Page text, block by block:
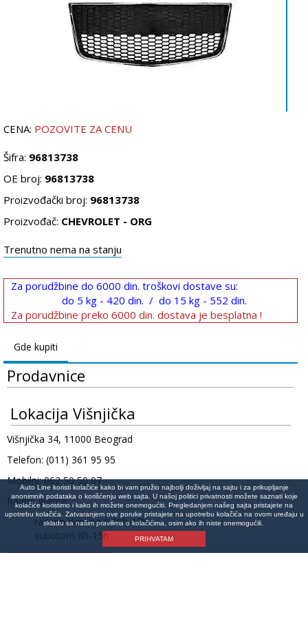
CENA: POZOVITE ZA CENU
Šifra: 96813738
OE broj: 96813738
Proizvođački broj: 96813738
Proizvođač: CHEVROLET - ORG
Trenutno nema na stanju
Za porudžbine do 6000 din. troškovi dostave su:
do 5 kg - 420 din. / do 15 kg - 552 din.
Za porudžbine preko 6000 din. dostava je besplatna !
Gde kupiti
Prodavnice
Lokacija Višnjička
Višnjička 34, 11000 Beograd
Telefon: (011) 361 95 95
Mobilni: 062 50 50 07
Radno vreme:
radnim danima 8:30h-17h
subotom 8h-15h
Auto Line koristi kolačiće kako bi vam pružio najbolji doživljaj na sajtu i za prikupljanje
anonimnih podataka o korišćenju web sajta. U našoj politici privatnosti možete saznati koje
kolačiće koristimo i kako ih možete onemogućiti. Pregledanjem našeg sajta pristajete na
upotrebu kolačića. Zatvaranjem ove poruke pristajete na upotrebu kolačića na ovom uređaju u
skladu sa našim pravilima o kolačićima, osim ako ih niste onemogućili.
PRIHVATAM